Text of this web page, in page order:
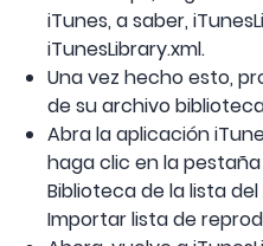
iTunes, a saber,
iTunesLibrary.xml.
Una vez hecho esto,
de su archivo
Abra la aplicación
haga clic en la
Biblioteca de la lista
Importar lista de